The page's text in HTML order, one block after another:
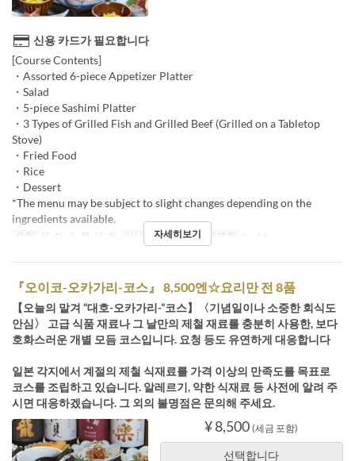
신용 카드가 필요합니다
[Course Contents]
・Assorted 6-piece Appetizer Platter
・Salad
・5-piece Sashimi Platter
・3 Types of Grilled Fish and Grilled Beef (Grilled on a Tabletop
Stove)
・Fried Food
・Rice
・Dessert
*The menu may be subject to slight changes depending on the
ingredients available.
요일 월, 화, 수, 목, 금, 토 식사 저녁 주문 수량 제한 2 ~ 14
자세히보기
『오이코-오카가리-코스』 8,500엔☆요리만 전 8품
【오늘의 맡겨 “대호-오카가리-”코스】〈기념일이나 소중한 회식도
안심〉 고급 식품 재료나 그 날만의 제철 재료를 충분히 사용한, 보다
호화스러운 개별 모듬 코스입니다. 요청 등도 유연하게 대응합니다
일본 각지에서 계절의 제철 식재료를 가격 이상의 만족도를 목표로
코스를 조립하고 있습니다. 알레르기, 약한 식재료 등 사전에 알려 주
시면 대응하겠습니다. 그 외의 불명점은 문의해 주세요.
¥ 8,500 (세금 포함)
선택합니다